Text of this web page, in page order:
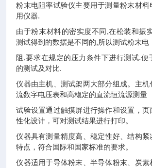
粉末电阻率试验仪主要用于测量粉末材料
用仪器.
由于粉末材料的密实度不同,在松装和振
测试得到的数据是不同的,所以测试粉末电
阻,要求在规定的压力条件下进行测试.便
的测试及对比.
仪器由主机、测试架两大部分组成。主机
流数字电压表和高稳定的直流恒流源测量
试验设置通过触摸屏进行操作和设置，页
性化设计，可对测试结果进行打印。
仪器具有测量精度高、稳定性好、结构紧
特点，符合国际和国家标准的要求。
仪器适用于导体粉末、半导体粉末、炭素